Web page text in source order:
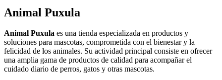
Animal Puxula
Animal Puxula es una tienda especializada en productos y
soluciones para mascotas, comprometida con el bienestar y la
felicidad de los animales. Su actividad principal consiste en ofrecer
una amplia gama de productos de calidad para acompañar el
cuidado diario de perros, gatos y otras mascotas.